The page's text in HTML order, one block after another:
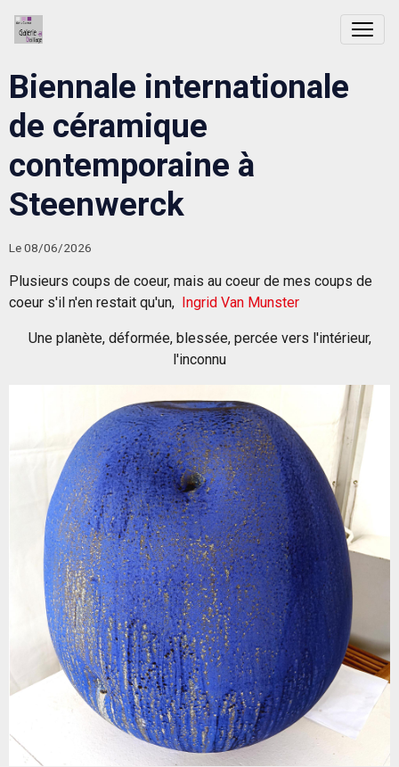
Biennale internationale
de céramique
contemporaine à
Steenwerck
Le 08/06/2026
Plusieurs coups de coeur, mais au coeur de mes coups de
coeur s'il n'en restait qu'un, Ingrid Van Munster
Une planète, déformée, blessée, percée vers l'intérieur,
l'inconnu